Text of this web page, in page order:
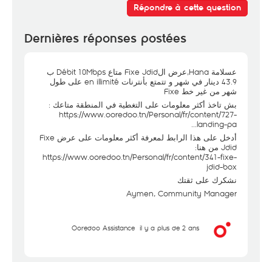
Répondre à cette question
Dernières réponses postées
عسلامة Hana,عرض الFixe Jdid متاع Débit 10Mbps ب
43.9 دينار في شهر و تتمتع بأنترنات en illimité على طول
شهر من غير خط Fixe
بش تاخذ أكثر معلومات على التغطية في المنطقة متاعك :
https://www.ooredoo.tn/Personal/fr/content/727-
landing-pa...
أدخل على هذا الرابط لمعرفة أكثر معلومات على عرض Fixe
Jdid من هنا:
https://www.ooredoo.tn/Personal/fr/content/341-fixe-
jdid-box
نشكرك على ثقتك
Aymen, Community Manager
Ooredoo Assistance il y a plus de 2 ans